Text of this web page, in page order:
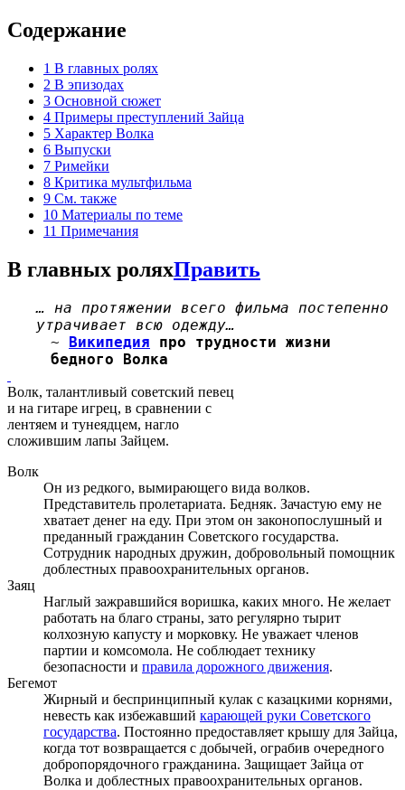
Содержание
1 В главных ролях
2 В эпизодах
3 Основной сюжет
4 Примеры преступлений Зайца
5 Характер Волка
6 Выпуски
7 Римейки
8 Критика мультфильма
9 См. также
10 Материалы по теме
11 Примечания
В главных роляхПравить
… на протяжении всего фильма постепенно
утрачивает всю одежду…
~
Википедия про трудности жизни
бедного Волка
Волк, талантливый советский певец
и на гитаре игрец, в сравнении с
лентяем и тунеядцем, нагло
сложившим лапы Зайцем.
Волк
Он из редкого, вымирающего вида волков.
Представитель пролетариата. Бедняк. Зачастую ему не
хватает денег на еду. При этом он законопослушный и
преданный гражданин Советского государства.
Сотрудник народных дружин, добровольный помощник
доблестных правоохранительных органов.
Заяц
Наглый зажравшийся воришка, каких много. Не желает
работать на благо страны, зато регулярно тырит
колхозную капусту и морковку. Не уважает членов
партии и комсомола. Не соблюдает технику
безопасности и правила дорожного движения.
Бегемот
Жирный и беспринципный кулак с казацкими корнями,
невесть как избежавший карающей руки Советского
государства. Постоянно предоставляет крышу для Зайца,
когда тот возвращается с добычей, ограбив очередного
добропорядочного гражданина. Защищает Зайца от
Волка и доблестных правоохранительных органов.